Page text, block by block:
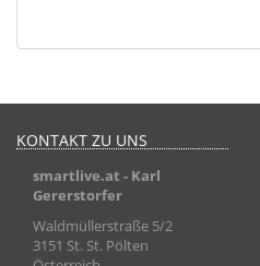
KONTAKT ZU UNS
smartlive.at - Karl
Gererstorfer
Waldmüllerstraße 5/2
3151 St. St. Pölten